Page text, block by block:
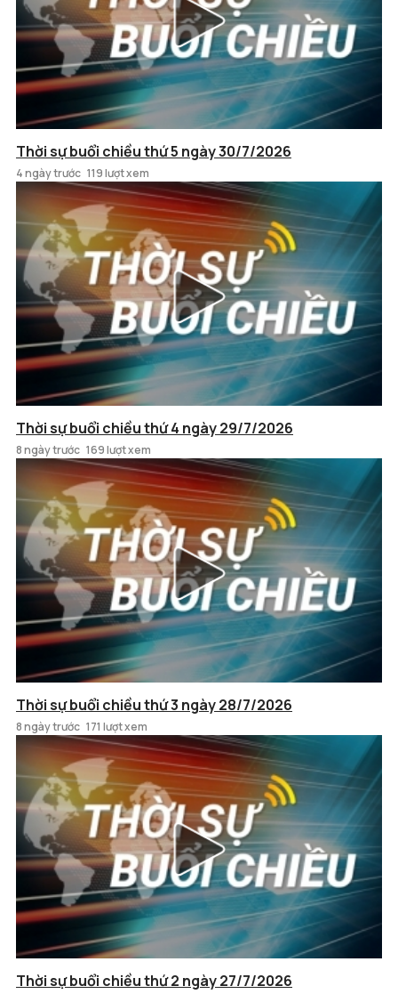
Thời sự buổi chiều thứ 5 ngày 30/7/2026
4 ngày trước 119 lượt xem
Thời sự buổi chiều thứ 4 ngày 29/7/2026
8 ngày trước 169 lượt xem
Thời sự buổi chiều thứ 3 ngày 28/7/2026
8 ngày trước 171 lượt xem
Thời sự buổi chiều thứ 2 ngày 27/7/2026